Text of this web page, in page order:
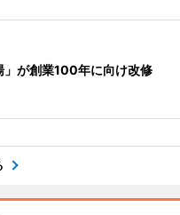
」が創業100年に向け改修